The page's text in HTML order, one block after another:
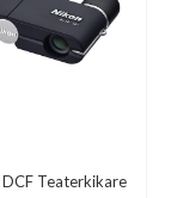
Teaterkikare